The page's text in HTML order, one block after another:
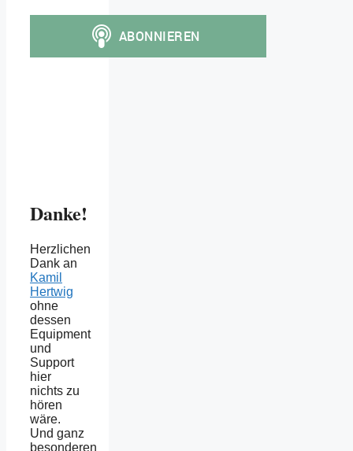
Danke!
Herzlichen
Dank an
Kamil
Hertwig
ohne
dessen
Equipment
und
Support
hier
nichts zu
hören
wäre.
Und ganz
besonderen